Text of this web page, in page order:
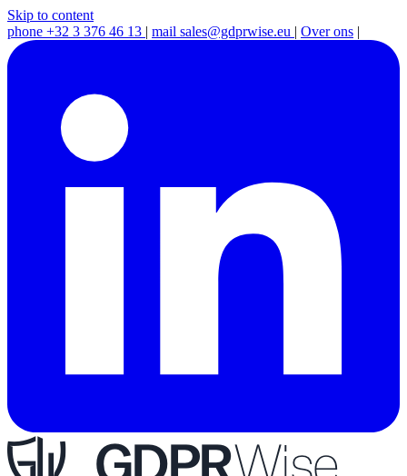
Skip to content
phone +32 3 376 46 13 | mail sales@gdprwise.eu | Over ons |